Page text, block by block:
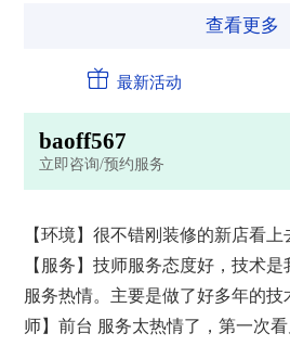
查看更多
最新活动
baoff567
立即咨询/预约服务
【环境】很不错刚装修的新店看上
【服务】技师服务态度好，技术
服务热情。主要是做了好多年的
师】前台 服务太热情了，第一次看